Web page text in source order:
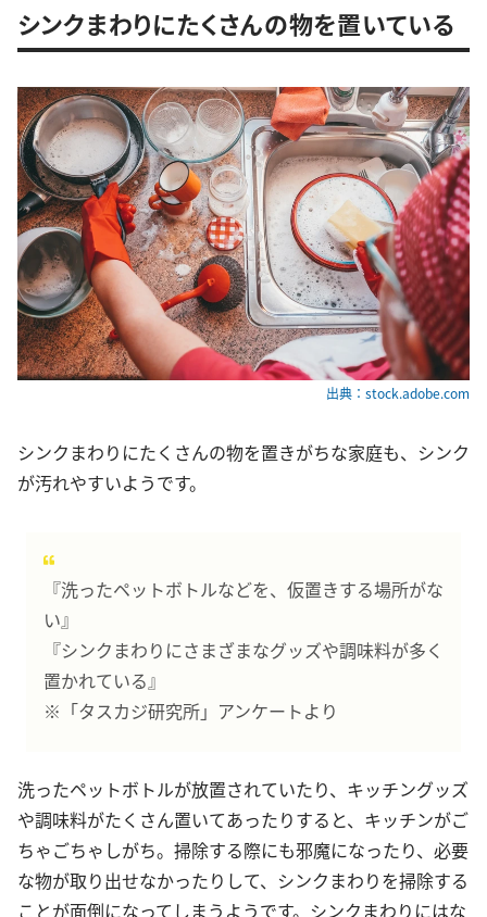
シンクまわりにたくさんの物を置いている
出典：stock.adobe.com
シンクまわりにたくさんの物を置きがちな家庭も、シンク
が汚れやすいようです。
『洗ったペットボトルなどを、仮置きする場所がな
い』
『シンクまわりにさまざまなグッズや調味料が多く
置かれている』
※「タスカジ研究所」アンケートより
洗ったペットボトルが放置されていたり、キッチングッズ
や調味料がたくさん置いてあったりすると、キッチンがご
ちゃごちゃしがち。掃除する際にも邪魔になったり、必要
な物が取り出せなかったりして、シンクまわりを掃除する
ことが面倒になってしまうようです。シンクまわりにはな